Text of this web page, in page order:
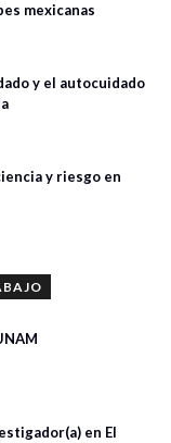
mexicanas
y el autocuidado
y riesgo en
en El